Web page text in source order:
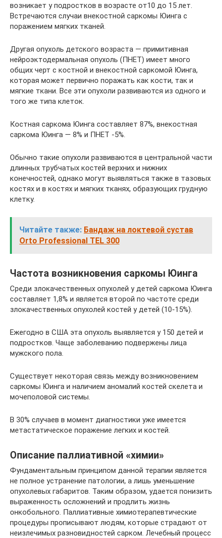
возникает у подростков в возрасте от10 до 15 лет.
Встречаются случаи внекостной саркомы Юинга с
поражением мягких тканей.
Другая опухоль детского возраста — примитивная
нейроэктодермальная опухоль (ПНЕТ) имеет много
общих черт с костной и внекостной саркомой Юинга,
которая может первично поражать как кости, так и
мягкие ткани. Все эти опухоли развиваются из одного и
того же типа клеток.
Костная саркома Юинга составляет 87%, внекостная
саркома Юинга — 8% и ПНЕТ -5%.
Обычно такие опухоли развиваются в центральной части
длинных трубчатых костей верхних и нижних
конечностей, однако могут выявляться также в тазовых
костях и в костях и мягких тканях, образующих грудную
клетку.
Читайте также: Бандаж на локтевой сустав
Orto Professional TEL 300
Частота возникновения саркомы Юинга
Среди злокачественных опухолей у детей саркома Юинга
составляет 1,8% и является второй по частоте среди
злокачественных опухолей костей у детей (10-15%).
Ежегодно в США эта опухоль выявляется у 150 детей и
подростков. Чаще заболеванию подвержены лица
мужского пола.
Существует некоторая связь между возникновением
саркомы Юинга и наличием аномалий костей скелета и
мочеполовой системы.
В 30% случаев в момент диагностики уже имеется
метастатическое поражение легких и костей.
Описание паллиативной «химии»
Фундаментальным принципом данной терапии является
не полное устранение патологии, а лишь уменьшение
опухолевых габаритов. Таким образом, удается понизить
выраженность осложнений и продлить жизнь
онкобольного. Паллиативные химиотерапевтические
процедуры прописывают людям, которые страдают от
неизлечимых разновидностей сарком. Лечебный процесс